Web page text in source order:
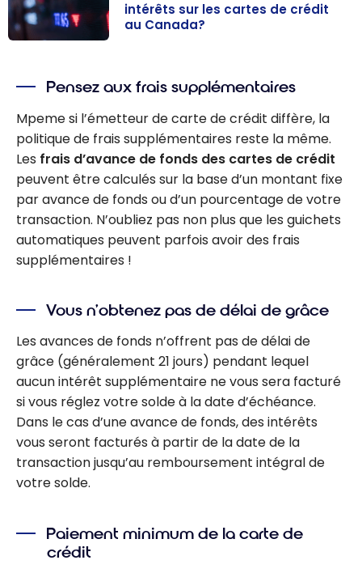
les intérêts sur
les cartes de
crédit au
Canada?
intérêts sur les cartes de crédit
au Canada?
Pensez aux frais supplémentaires
Mpeme si l’émetteur de carte de crédit diffère, la
politique de frais supplémentaires reste la même.
Les frais d’avance de fonds des cartes de crédit
peuvent être calculés sur la base d’un montant fixe
par avance de fonds ou d’un pourcentage de votre
transaction. N’oubliez pas non plus que les guichets
automatiques peuvent parfois avoir des frais
supplémentaires !
Vous n’obtenez pas de délai de grâce
Les avances de fonds n’offrent pas de délai de
grâce (généralement 21 jours) pendant lequel
aucun intérêt supplémentaire ne vous sera facturé
si vous réglez votre solde à la date d’échéance.
Dans le cas d’une avance de fonds, des intérêts
vous seront facturés à partir de la date de la
transaction jusqu’au remboursement intégral de
votre solde.
Paiement minimum de la carte de
crédit